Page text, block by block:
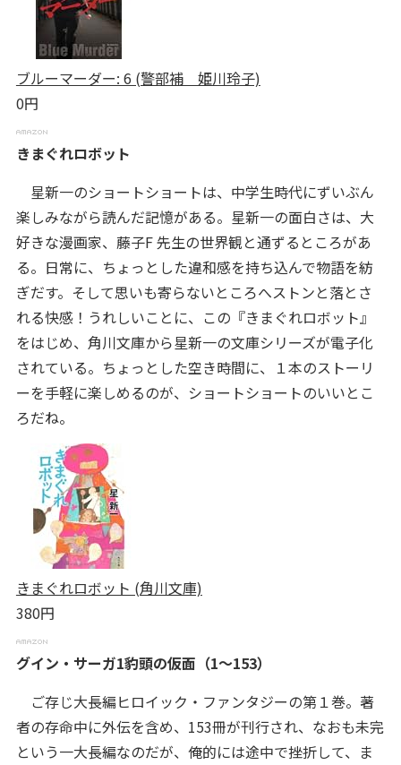
ブルーマーダー: 6 (警部補 姫川玲子)
0円
きまぐれロボット
星新一のショートショートは、中学生時代にずいぶん
楽しみながら読んだ記憶がある。星新一の面白さは、大
好きな漫画家、藤子F 先生の世界観と通ずるところがあ
る。日常に、ちょっとした違和感を持ち込んで物語を紡
ぎだす。そして思いも寄らないところへストンと落とさ
れる快感！うれしいことに、この『きまぐれロボット』
をはじめ、角川文庫から星新一の文庫シリーズが電子化
されている。ちょっとした空き時間に、１本のストーリ
ーを手軽に楽しめるのが、ショートショートのいいとこ
ろだね。
きまぐれロボット (角川文庫)
380円
グイン・サーガ1豹頭の仮面（1～153）
ご存じ大長編ヒロイック・ファンタジーの第１巻。著
者の存命中に外伝を含め、153冊が刊行され、なおも未完
という一大長編なのだが、俺的には途中で挫折して、ま